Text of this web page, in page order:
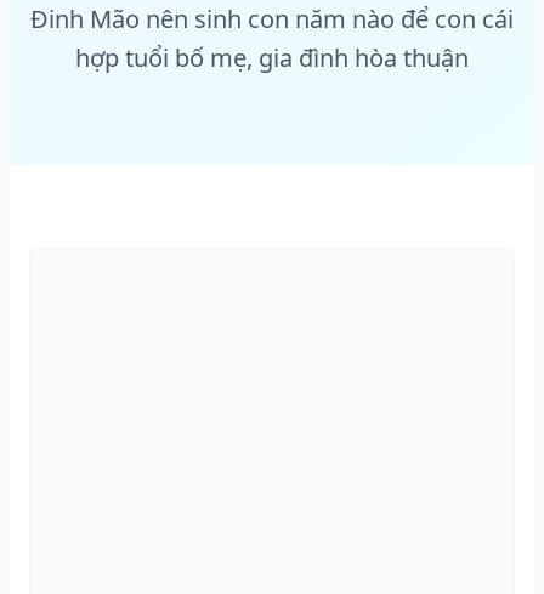
Đinh Mão nên sinh con năm nào để con cái
hợp tuổi bố mẹ, gia đình hòa thuận